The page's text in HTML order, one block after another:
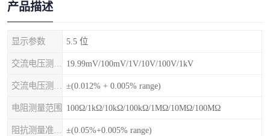
产品描述
显示参数 5.5 位
19.99mV/100mV/1V/10V/100V/1kV
±(0.012% + 0.005% range)
电阻测量范围 100Ω/1kΩ/10kΩ/100kΩ/1MΩ/10MΩ/100MΩ
±(0.05%+0.005% range)